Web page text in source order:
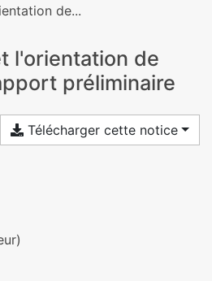
de...
l'orientation de
préliminaire
Télécharger cette notice